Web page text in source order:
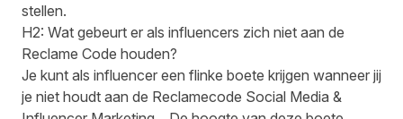
stellen.
H2: Wat gebeurt er als influencers zich niet aan de
Reclame Code houden?
Je kunt als influencer een flinke boete krijgen wanneer jij
je niet houdt aan de Reclamecode Social Media &